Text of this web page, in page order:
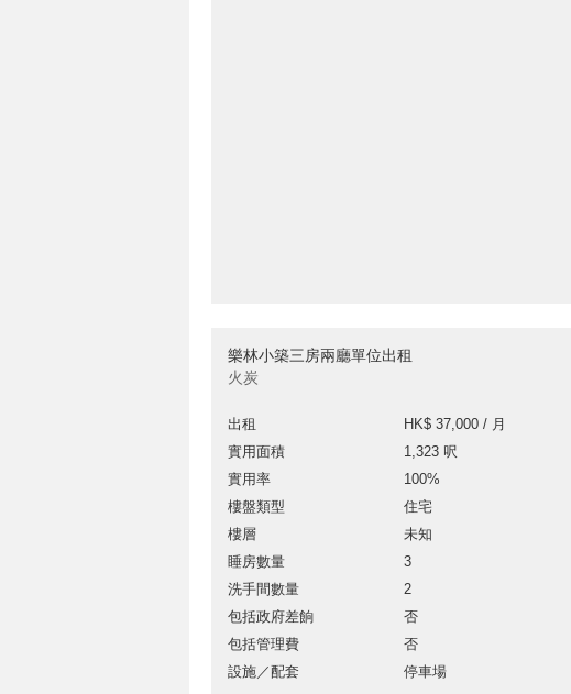
樂林小築三房兩廳單位出租
火炭
出租
HK$ 37,000 / 月
實用面積
1,323 呎
實用率
100%
樓盤類型
住宅
樓層
未知
睡房數量
3
洗手間數量
2
包括政府差餉
否
包括管理費
否
設施／配套
停車場